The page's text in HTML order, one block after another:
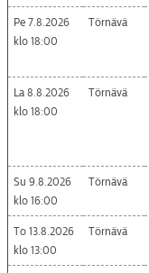
Pe 7.8.2026
18:00
Törnävä
La 8.8.2026
18:00
Törnävä
Su 9.8.2026
16:00
Törnävä
To 13.8.2026
13:00
Törnävä